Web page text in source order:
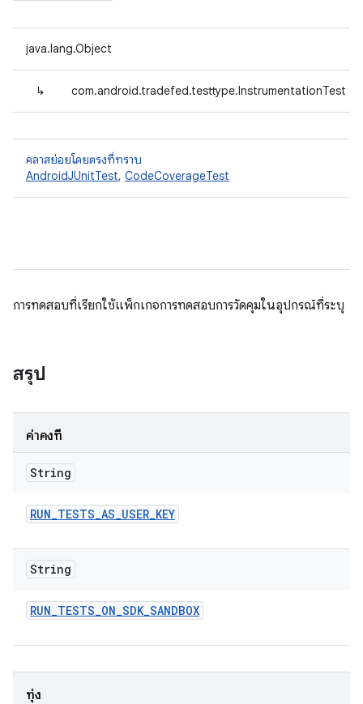
java.lang.Object
↳ com.android.tradefed.testtype.InstrumentationTest
คลาสย่อยโดยตรงที่ทราบ
AndroidJUnitTest, CodeCoverageTest
การทดสอบที่เรียกใช้แพ็กเกจการทดสอบการวัดคุมในอุปกรณ์ที่ระบุ
สรุป
ค่าคงที่
String
RUN_TESTS_AS_USER_KEY
String
RUN_TESTS_ON_SDK_SANDBOX
ทุ่ง